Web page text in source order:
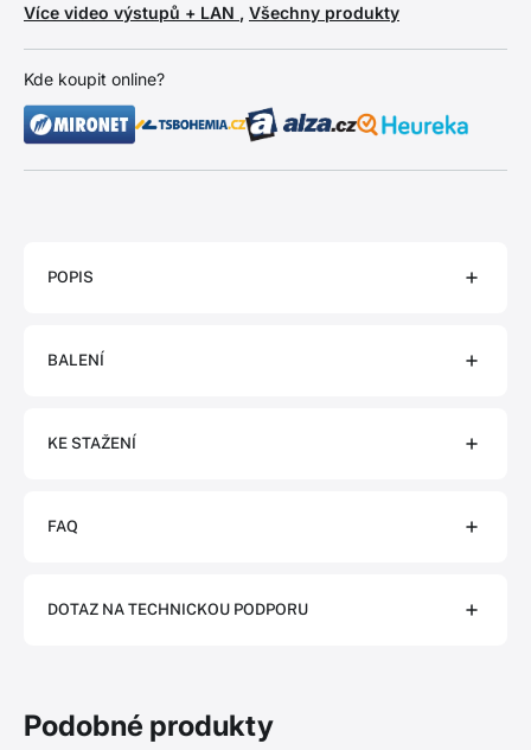
Více video výstupů + LAN , Všechny produkty
Kde koupit online?
POPIS
BALENÍ
KE STAŽENÍ
FAQ
DOTAZ NA TECHNICKOU PODPORU
Podobné produkty